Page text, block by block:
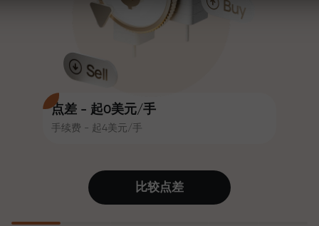
点差 - 起0美元/手
手续费 - 起4美元/手
赛道速度与交易速度共享相同价值
观。Ales Loprais将刺激与纪律元素
带入交易世界，作为InstaForex合作
伙伴，激励客户实现雄心勃勃的目
值账户即可获得iPhone、MacBook
或梦想旅行
最高X1000奖金—市场上最大倍数
比较点差